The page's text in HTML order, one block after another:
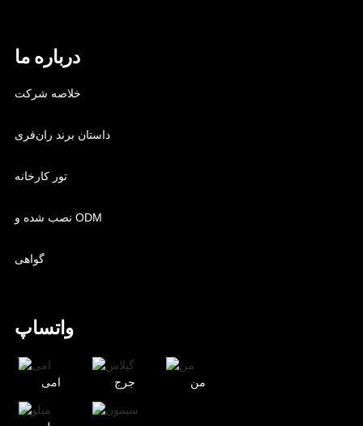
درباره ما
خلاصه شرکت
داستان برند ران‌فری
تور کارخانه
نصب شده و ODM
گواهی
واتساپ
امی جرج من